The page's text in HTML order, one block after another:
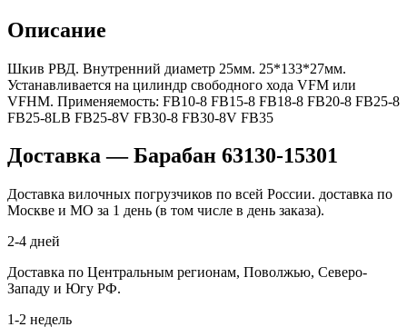
Описание
Шкив РВД. Внутренний диаметр 25мм. 25*133*27мм.
Устанавливается на цилиндр свободного хода VFM или
VFHM. Применяемость: FB10-8 FB15-8 FB18-8 FB20-8 FB25-8
FB25-8LB FB25-8V FB30-8 FB30-8V FB35
Доставка — Барабан 63130-15301
Доставка вилочных погрузчиков по всей России. доставка по
Москве и МО за 1 день (в том числе в день заказа).
2-4 дней
Доставка по Центральным регионам, Поволжью, Северо-
Западу и Югу РФ.
1-2 недель